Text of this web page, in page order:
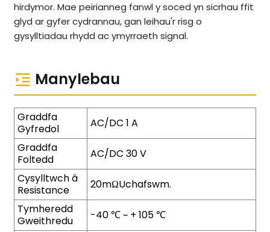
hirdymor. Mae peirianneg fanwl y soced yn sicrhau ffit
glyd ar gyfer cydrannau, gan leihau'r risg o
gysylltiadau rhydd ac ymyrraeth signal.
Manylebau
Graddfa
Gyfredol
AC/DC 1 A
Graddfa
Foltedd
AC/DC 30 V
Cysylltwch â
Resistance
20mΩUchafswm.
Tymheredd
Gweithredu
-40 ℃ ~ + 105 ℃